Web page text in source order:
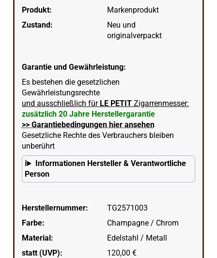
Produkt:
Markenprodukt
Zustand:
Neu und
originalverpackt
Garantie und Gewährleistung:
Es bestehen die gesetzlichen
Gewährleistungsrechte
und ausschließlich fürLE PETIT Zigarrenmesser:
zusätzlich 20 Jahre Herstellergarantie
>> Garantiebedingungen hier ansehen
Gesetzliche Rechte des Verbrauchers bleiben
unberührt
Informationen Hersteller & Verantwortliche
Person
Herstellernummer:
TG2571003
Farbe:
Champagne / Chrom
Material:
Edelstahl / Metall
statt (UVP):
120,00 €